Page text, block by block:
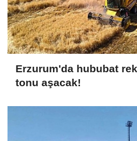
Erzurum'da hububat
tonu aşacak!